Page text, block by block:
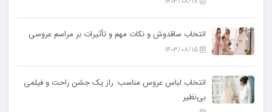
انتخاب ساقدوش و نکات مهم و تأثیرات بر مراسم عروسی
انتخاب لباس عروس مناسب: راز یک جشن راحت و فیلمی
بی‌نظیر